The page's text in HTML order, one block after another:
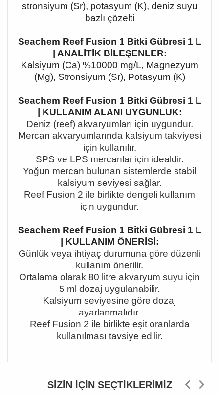
stronsiyum (Sr), potasyum (K), deniz suyu
bazlı çözelti
Seachem Reef Fusion 1 Bitki Gübresi 1 L
| ANALİTİK BİLEŞENLER:
Kalsiyum (Ca) %10000 mg/L, Magnezyum
(Mg), Stronsiyum (Sr), Potasyum (K)
Seachem Reef Fusion 1 Bitki Gübresi 1 L
| KULLANIM ALANI UYGUNLUK:
Deniz (reef) akvaryumları için uygundur.
Mercan akvaryumlarında kalsiyum takviyesi
için kullanılır.
SPS ve LPS mercanlar için idealdir.
Yoğun mercan bulunan sistemlerde stabil
kalsiyum seviyesi sağlar.
Reef Fusion 2 ile birlikte dengeli kullanım
için uygundur.
Seachem Reef Fusion 1 Bitki Gübresi 1 L
| KULLANIM ÖNERİSİ:
Günlük veya ihtiyaç durumuna göre düzenli
kullanım önerilir.
Ortalama olarak 80 litre akvaryum suyu için
5 ml dozaj uygulanabilir.
Kalsiyum seviyesine göre dozaj
ayarlanmalıdır.
Reef Fusion 2 ile birlikte eşit oranlarda
kullanılması tavsiye edilir.
SIZIN İÇIN SEÇTIKLERIMIZ